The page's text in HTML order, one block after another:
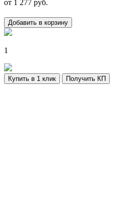
от 1 277 руб.
Добавить в корзину
1
Купить в 1 клик Получить КП